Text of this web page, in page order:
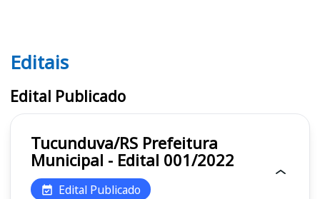
Editais
Editais
Edital Publicado
Tucunduva/RS Prefeitura
Municipal - Edital 001/2022
Edital Publicado